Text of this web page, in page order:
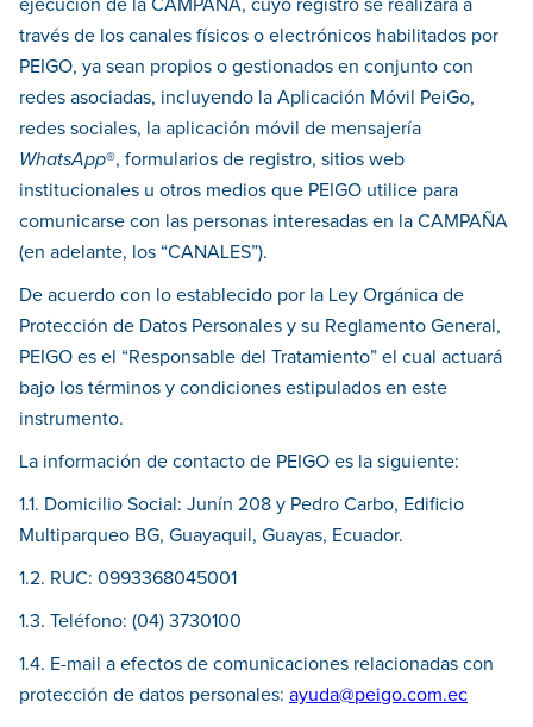
ejecución de la CAMPAÑA, cuyo registro se realizará a
través de los canales físicos o electrónicos habilitados por
PEIGO, ya sean propios o gestionados en conjunto con
redes asociadas, incluyendo la Aplicación Móvil PeiGo,
redes sociales, la aplicación móvil de mensajería
WhatsApp®, formularios de registro, sitios web
institucionales u otros medios que PEIGO utilice para
comunicarse con las personas interesadas en la CAMPAÑA
(en adelante, los “CANALES”).
De acuerdo con lo establecido por la Ley Orgánica de
Protección de Datos Personales y su Reglamento General,
PEIGO es el “Responsable del Tratamiento” el cual actuará
bajo los términos y condiciones estipulados en este
instrumento.
La información de contacto de PEIGO es la siguiente:
1.1. Domicilio Social: Junín 208 y Pedro Carbo, Edificio
Multiparqueo BG, Guayaquil, Guayas, Ecuador.
1.2. RUC: 0993368045001
1.3. Teléfono: (04) 3730100
1.4. E-mail a efectos de comunicaciones relacionadas con
protección de datos personales: ayuda@peigo.com.ec